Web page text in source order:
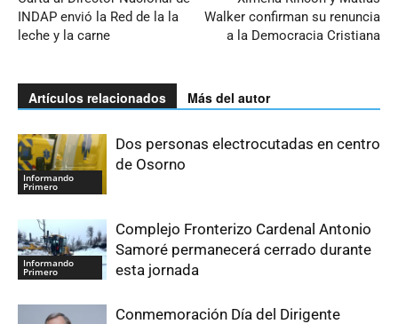
INDAP envió la Red de la la
leche y la carne
Walker confirman su renuncia
a la Democracia Cristiana
Artículos relacionados Más del autor
Informando
Primero
Dos personas electrocutadas en centro
de Osorno
Informando
Primero
Complejo Fronterizo Cardenal Antonio
Samoré permanecerá cerrado durante
esta jornada
Conmemoración Día del Dirigente